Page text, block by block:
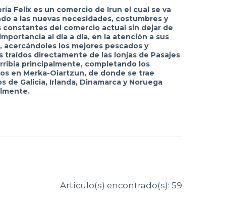
Felix es un comercio de Irun el cual se va
a las nuevas necesidades, costumbres y
constantes del comercio actual sin dejar de
al día a día, en la atención a sus
acercándoles los mejores pescados y
traídos directamente de las lonjas de Pasajes
principalmente, completando los
en Merka-Oiartzun, de donde se trae
de Galicia, Irlanda, Dinamarca y Noruega
Artículo(s) encontrado(s): 59